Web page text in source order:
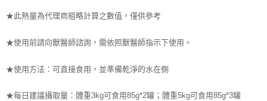
★此熱量為代理商粗略計算之數值，僅供參考
★使用前請向獸醫師諮詢，需依照獸醫師指示下使用。
★使用方法：可直接食用，並準備乾淨的水在側
★每日 建議攝取量： 體重3kg可食用85g*2罐；體重5kg可食用85g*3罐